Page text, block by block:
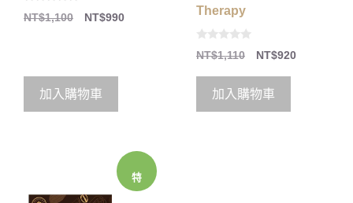
0
o
NT$1,100 NT$990
加入購物車
Therapy
0
o
t
5
NT$1,110 NT$920
加入購物車
特